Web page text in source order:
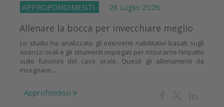
APPROFONDIMENTI 28 Luglio 2026
Allenare la bocca per invecchiare meglio
Lo studio ha analizzato gli interventi riabilitativi basati sugli
esercizi orali e gli strumenti impiegati per misurarne l’impatto
sulle funzioni del cavo orale. Questi gli allenamenti da
insegnare...
Approfondisci